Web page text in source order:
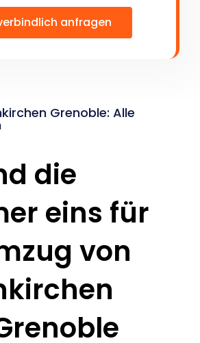
anfragen
Grenoble: Alle
die
eins für
von